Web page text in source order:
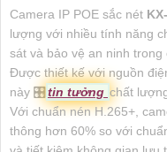
Camera IP POE sắc nét
lượng với nhiều tính năng
sát và bảo vệ an ninh
Được thiết kế với nguồn
này 🎛 tin tưởng chất
Với chuẩn nén H.265+,
thông hơn 60% so với